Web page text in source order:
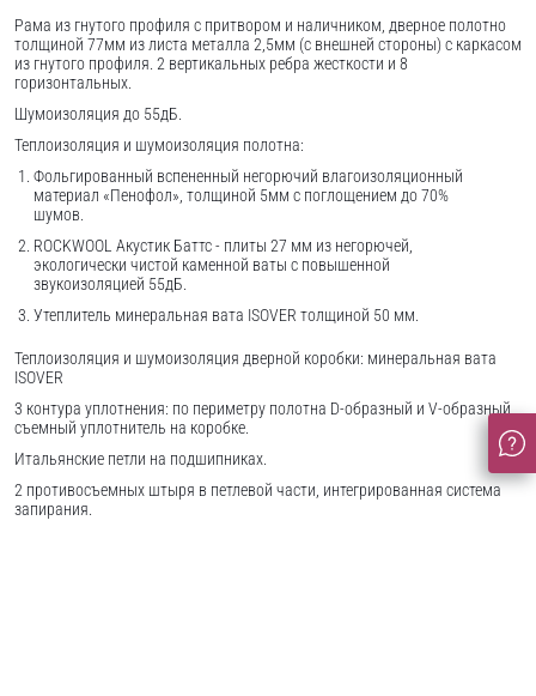
Рама из гнутого профиля с притвором и наличником, дверное полотно
толщиной 77мм из листа металла 2,5мм (с внешней стороны) c каркасом
из гнутого профиля. 2 вертикальных ребра жесткости и 8
горизонтальных.
Шумоизоляция до 55дБ.
Теплоизоляция и шумоизоляция полотна:
Фольгированный вспененный негорючий влагоизоляционный
материал «Пенофол», толщиной 5мм с поглощением до 70%
шумов.
ROCKWOOL Акустик Баттс - плиты 27 мм из негорючей,
экологически чистой каменной ваты с повышенной
звукоизоляцией 55дБ.
Утеплитель минеральная вата ISOVER толщиной 50 мм.
Теплоизоляция и шумоизоляция дверной коробки: минеральная вата
ISOVER
3 контура уплотнения: по периметру полотна D-образный и V-образный,
съемный уплотнитель на коробке.
Итальянские петли на подшипниках.
2 противосъемных штыря в петлевой части, интегрированная система
запирания.